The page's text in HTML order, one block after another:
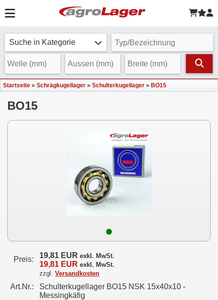
Suche in Kategorie
Startseite » Schrägkugellager » Schulterkugellager » BO15
BO15
Preis: 19,81 EUR exkl. MwSt.
19,81 EUR exkl. MwSt.
zzgl. Versandkosten
Art.Nr.:
Schulterkugellager BO15 NSK 15x40x10 -
Messingkäfig